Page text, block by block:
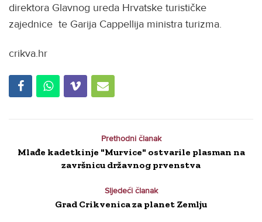
direktora Glavnog ureda Hrvatske turističke
zajednice te Garija Cappellija ministra turizma.
crikva.hr
Prethodni članak
Mlađe kadetkinje "Murvice" ostvarile plasman na
završnicu državnog prvenstva
Sljedeći članak
Grad Crikvenica za planet Zemlju